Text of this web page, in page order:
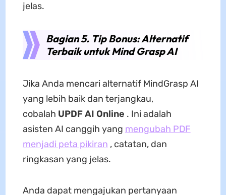
jelas.
Bagian 5. Tip Bonus: Alternatif
Terbaik untuk Mind Grasp AI
Jika Anda mencari alternatif MindGrasp AI
yang lebih baik dan terjangkau,
cobalah UPDF AI Online . Ini adalah
asisten AI canggih yang mengubah PDF
menjadi peta pikiran , catatan, dan
ringkasan yang jelas.
Anda dapat mengajukan pertanyaan